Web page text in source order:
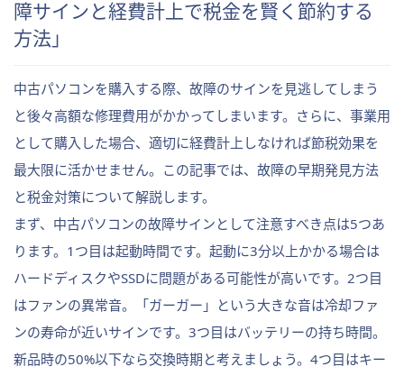
障サインと経費計上で税金を賢く節約する
方法」
中古パソコンを購入する際、故障のサインを見逃してしまう
と後々高額な修理費用がかかってしまいます。さらに、事業用
として購入した場合、適切に経費計上しなければ節税効果を
最大限に活かせません。この記事では、故障の早期発見方法
と税金対策について解説します。
まず、中古パソコンの故障サインとして注意すべき点は5つあ
ります。1つ目は起動時間です。起動に3分以上かかる場合は
ハードディスクやSSDに問題がある可能性が高いです。2つ目
はファンの異常音。「ガーガー」という大きな音は冷却ファ
ンの寿命が近いサインです。3つ目はバッテリーの持ち時間。
新品時の50%以下なら交換時期と考えましょう。4つ目はキー